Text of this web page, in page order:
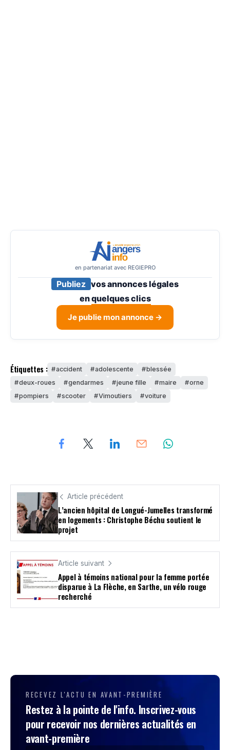
en partenariat avec REGIEPRO
Publiez vos annonces légales
enquelques clics
Je publie mon annonce →
Étiquettes : accident adolescente
blessée
deux-roues
gendarmes jeune fille maire
orne
pompiers
scooter Vimoutiers voiture
Article précédent
L’ancien hôpital de Longué-Jumelles transformé
en logements : Christophe Béchu soutient le
projet
Article suivant
Appel à témoins national pour la femme portée
disparue à La Flèche, en Sarthe, un vélo rouge
recherché
RECEVEZ L'ACTU EN AVANT-PREMIÈRE
Restez à la pointe de l'info. Inscrivez-vous
pour recevoir nos dernières actualités en
avant-première